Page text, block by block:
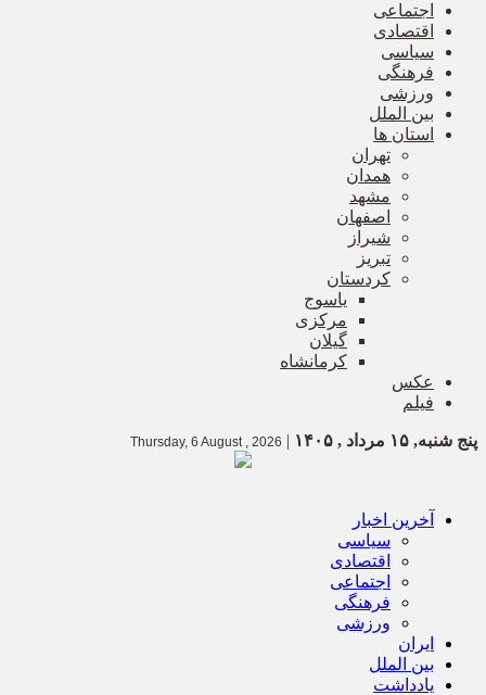
اجتماعی
اقتصادی
سیاسی
فرهنگی
ورزشی
بین الملل
استان ها
تهران
همدان
مشهد
اصفهان
شیراز
تبریز
کردستان
یاسوج
مرکزی
گیلان
کرمانشاه
عکس
فیلم
پنج شنبه, ۱۵ مرداد , ۱۴۰۵ |
Thursday, 6 August , 2026
آخرین اخبار
سیاسی
اقتصادی
اجتماعی
فرهنگی
ورزشی
ایران
بین الملل
یادداشت